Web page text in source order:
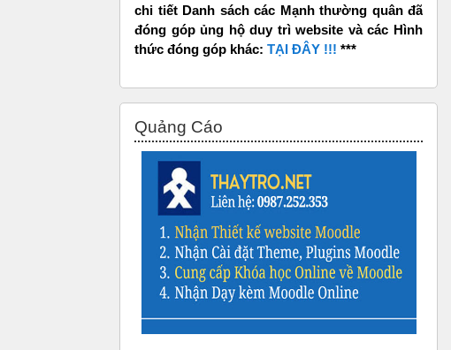
chi tiết Danh sách các Mạnh thường quân đã
đóng góp ủng hộ duy trì website và các Hình
thức đóng góp khác: TẠI ĐÂY !!! ***
Quảng Cáo